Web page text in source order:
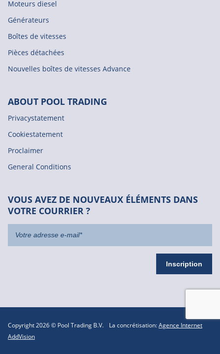
Moteurs diesel
Générateurs
Boîtes de vitesses
Pièces détachées
Nouvelles boîtes de vitesses Advance
ABOUT POOL TRADING
Privacystatement
Cookiestatement
Proclaimer
General Conditions
VOUS AVEZ DE NOUVEAUX ÉLÉMENTS DANS
VOTRE COURRIER ?
Copyright 2026 © Pool Trading B.V. La concrétisation:Agence Internet
AddVision